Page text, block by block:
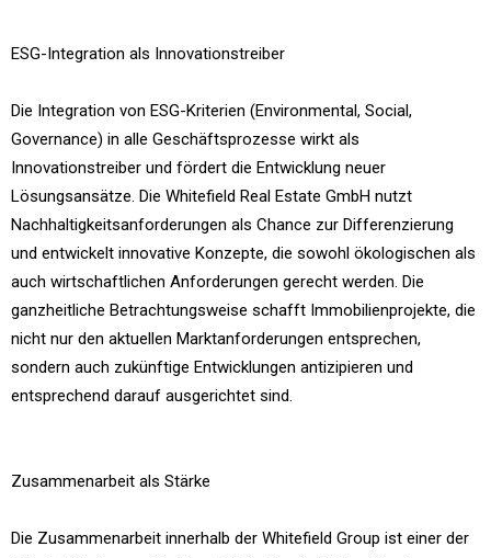
ESG-Integration als Innovationstreiber
Die Integration von ESG-Kriterien (Environmental, Social,
Governance) in alle Geschäftsprozesse wirkt als
Innovationstreiber und fördert die Entwicklung neuer
Lösungsansätze. Die Whitefield Real Estate GmbH nutzt
Nachhaltigkeitsanforderungen als Chance zur Differenzierung
und entwickelt innovative Konzepte, die sowohl ökologischen als
auch wirtschaftlichen Anforderungen gerecht werden. Die
ganzheitliche Betrachtungsweise schafft Immobilienprojekte, die
nicht nur den aktuellen Marktanforderungen entsprechen,
sondern auch zukünftige Entwicklungen antizipieren und
entsprechend darauf ausgerichtet sind.
Zusammenarbeit als Stärke
Die Zusammenarbeit innerhalb der Whitefield Group ist einer der